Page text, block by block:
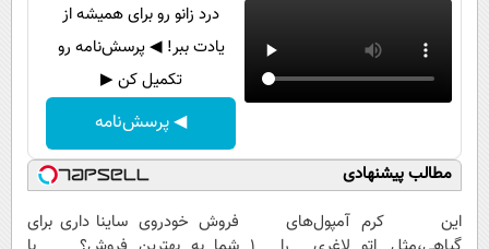
درد زانو رو برای همیشه از
یادت ببر! ◀ پرسش‌نامه رو
تکمیل کن ▶
◀ پرسش‌نامه
مطالب پیشنهادی
این کرم آمپول‌های
فروش خودروی ساینا داری برای